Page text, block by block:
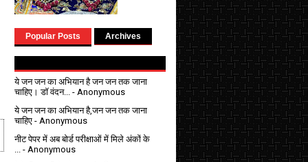
Popular Posts Archives
ये जन जन का अभियान है जन जन तक जाना
चाहिए। डॉ वंदन... - Anonymous
ये जन जन का अभियान है,जन जन तक जाना
चाहिए - Anonymous
नीट पेपर में अब बोर्ड परीक्षाओं में मिले अंकों के
... - Anonymous